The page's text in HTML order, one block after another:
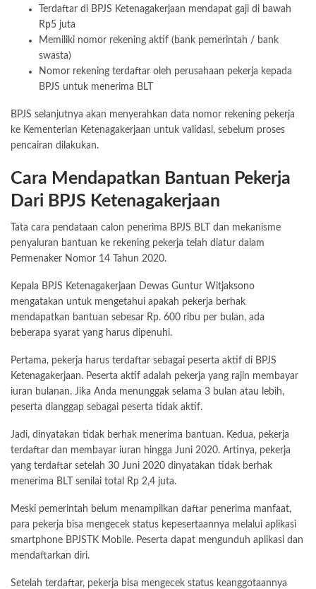
Terdaftar di BPJS Ketenagakerjaan mendapat gaji di bawah
Rp5 juta
Memiliki nomor rekening aktif (bank pemerintah / bank
swasta)
Nomor rekening terdaftar oleh perusahaan pekerja kepada
BPJS untuk menerima BLT
BPJS selanjutnya akan menyerahkan data nomor rekening pekerja
ke Kementerian Ketenagakerjaan untuk validasi, sebelum proses
pencairan dilakukan.
Cara Mendapatkan Bantuan Pekerja
Dari BPJS Ketenagakerjaan
Tata cara pendataan calon penerima BPJS BLT dan mekanisme
penyaluran bantuan ke rekening pekerja telah diatur dalam
Permenaker Nomor 14 Tahun 2020.
Kepala BPJS Ketenagakerjaan Dewas Guntur Witjaksono
mengatakan untuk mengetahui apakah pekerja berhak
mendapatkan bantuan sebesar Rp. 600 ribu per bulan, ada
beberapa syarat yang harus dipenuhi.
Pertama, pekerja harus terdaftar sebagai peserta aktif di BPJS
Ketenagakerjaan. Peserta aktif adalah pekerja yang rajin membayar
iuran bulanan. Jika Anda menunggak selama 3 bulan atau lebih,
peserta dianggap sebagai peserta tidak aktif.
Jadi, dinyatakan tidak berhak menerima bantuan. Kedua, pekerja
terdaftar dan membayar iuran hingga Juni 2020. Artinya, pekerja
yang terdaftar setelah 30 Juni 2020 dinyatakan tidak berhak
menerima BLT senilai total Rp 2,4 juta.
Meski pemerintah belum menampilkan daftar penerima manfaat,
para pekerja bisa mengecek status kepesertaannya melalui aplikasi
smartphone BPJSTK Mobile. Peserta dapat mengunduh aplikasi dan
mendaftarkan diri.
Setelah terdaftar, pekerja bisa mengecek status keanggotaannya